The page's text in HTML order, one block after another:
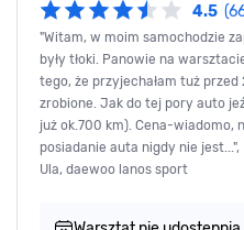
4.5
"Witam, w moim samochodzie
były tłoki. Panowie na
tego, że przyjechałam tuż
zrobione. Jak do tej pory auto
już ok.700 km). Cena-wiadomo,
posiadanie auta nigdy nie jest...",
Ula, daewoo lanos sport